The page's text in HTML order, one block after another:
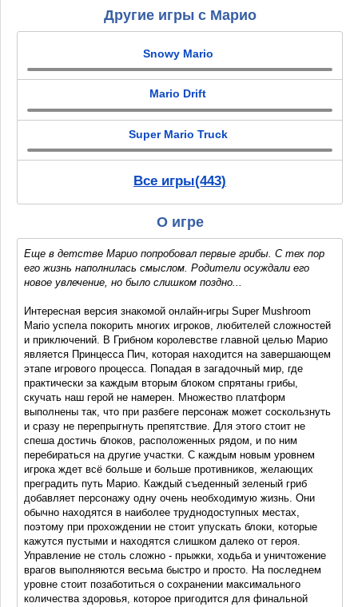
Другие игры с Марио
Snowy Mario
Mario Drift
Super Mario Truck
Все игры(443)
О игре
Еще в детстве Марио попробовал первые грибы. С тех пор
его жизнь наполнилась смыслом. Родители осуждали его
новое увлечение, но было слишком поздно...
Интересная версия знакомой онлайн-игры Super Mushroom
Mario успела покорить многих игроков, любителей сложностей
и приключений. В Грибном королевстве главной целью Марио
является Принцесса Пич, которая находится на завершающем
этапе игрового процесса. Попадая в загадочный мир, где
практически за каждым вторым блоком спрятаны грибы,
скучать наш герой не намерен. Множество платформ
выполнены так, что при разбеге персонаж может соскользнуть
и сразу не перепрыгнуть препятствие. Для этого стоит не
спеша достичь блоков, расположенных рядом, и по ним
перебираться на другие участки. С каждым новым уровнем
игрока ждет всё больше и больше противников, желающих
преградить путь Марио. Каждый съеденный зеленый гриб
добавляет персонажу одну очень необходимую жизнь. Они
обычно находятся в наиболее труднодоступных местах,
поэтому при прохождении не стоит упускать блоки, которые
кажутся пустыми и находятся слишком далеко от героя.
Управление не столь сложно - прыжки, ходьба и уничтожение
врагов выполняются весьма быстро и просто. На последнем
уровне стоит позаботиться о сохранении максимального
количества здоровья, которое пригодится для финальной